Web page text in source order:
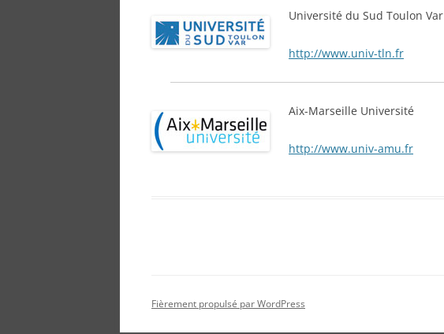
Université du Sud Toulon Var
http://www.univ-tln.fr
Aix-Marseille Université
http://www.univ-amu.fr
Fièrement propulsé par WordPress